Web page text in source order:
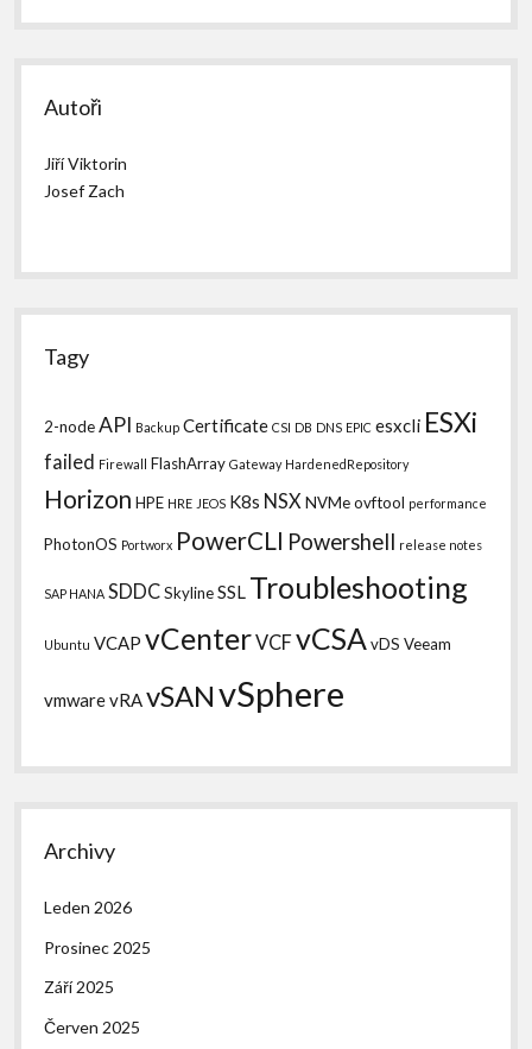
Autoři
Jiří Viktorin
Josef Zach
Tagy
2-nodeAPI Backup Certificate CSI DB DNS EPIC esxcli ESXi
failed Firewall FlashArray Gateway HardenedRepository
Horizon HPE HRE JEOS K8s NSX NVMeovftool performance
PhotonOS Portworx PowerCLI Powershell release notes
SAP HANA SDDCSkylineSSL Troubleshooting
Ubuntu VCAP vCenterVCFvCSAvDS Veeam
vmwarevRAvSANvSphere
Archivy
Leden 2026
Prosinec 2025
Září 2025
Červen 2025